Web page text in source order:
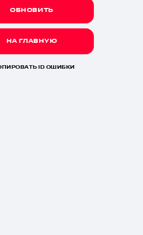
ОБНОВИТЬ
НА ГЛАВНУЮ
ID ОШИБКИ